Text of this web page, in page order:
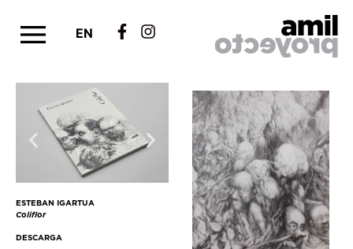
EN
ESTEBAN IGARTUA
Coliflor
DESCARGA